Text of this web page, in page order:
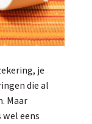
je
die al
Maar
eens